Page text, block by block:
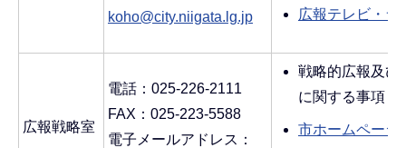
koho@city.niigata.lg.jp
広報テレビ・ラ
広報戦略室
電話：025-226-2111
FAX：025-223-5588
電子メールアドレス：
戦略的広報及び
に関する事項
市ホームページ